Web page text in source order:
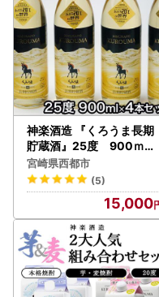
●【返礼品の発送につい
各お礼品詳細ページの配
気のお品やお申し込みが
時間をいただくことがあ
不在日やお届け先住所変
人様のご都合で運送会社
なかった場合、再発送は
い。
長期不在やお届け先変更
早めのご連絡をお願いい
返礼品の発送予定につい
絡はいたしかねますので
※発送時には、ご登録の
ます。(配信専用アドレ
o.com」から通知されま
離島など一部地域につい
神楽酒造 『くろうま長期
貯蔵酒』25度 900ｍｌ
×4本 麦焼酎＜23-10a＞
宮崎県西都市
(5)
15,000